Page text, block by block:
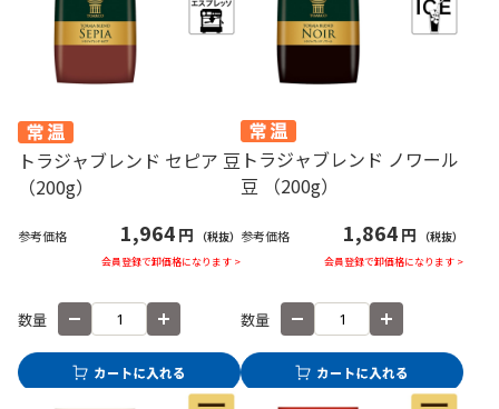
トラジャブレンド セピア 豆
（200g）
参考価格 1,964 円 （税抜）
会員登録で卸価格になります >
数量
トラジャブレンド ノワール
豆 （200g）
参考価格 1,864 円 （税抜）
会員登録で卸価格になります >
数量